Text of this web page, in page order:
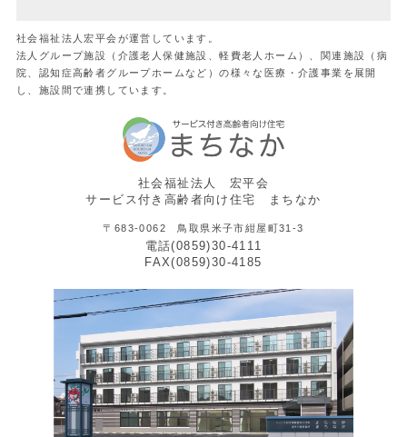
社会福祉法人宏平会が運営しています。
法人グループ施設（介護老人保健施設、軽費老人ホーム）、関連施設（病
院、認知症高齢者グループホームなど）の様々な医療・介護事業を展開
し、施設間で連携しています。
社会福祉法人 宏平会
サービス付き高齢者向け住宅 まちなか
〒683-0062 鳥取県米子市紺屋町31-3
電話(0859)30-4111
FAX(0859)30-4185